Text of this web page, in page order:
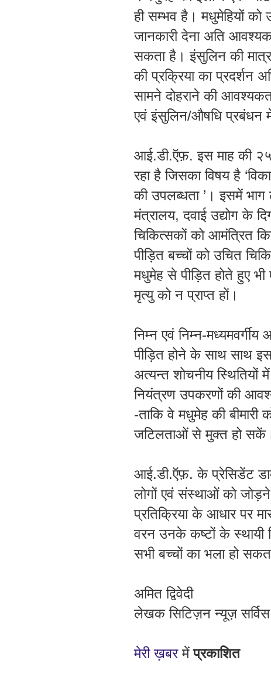
ही सम्भव है ।मधुमेहियों को
जानकारी देना अति
सकता है ।इंसुलिन की
की प्रक्रिया का प्रदर्शन
सामने दोहराने की
एवं इंसुलिन/औषधि प्रबंधन
आई.डी.ऍफ़.इस माह की २५
रहा है जिसका विषय है ‘
की उपलब्धता’।इसमें भाग
मंत्रालय,दवाई उद्योग के
चिकित्सकों को आमंत्रित
पीड़ित बच्चों को उचित
मधुमेह से पीड़ित होते हुए भी
मृत्यु कोनप्राप्त हों।
निम्न एवं निम्न-मध्यमवर्गीय
पीड़ित होने के साथ साथ
अत्यन्त शोचनीय स्थितियों में
नियंत्रण उपकरणों की
-ताकि वे मधुमेह की बीमारी
जटिलताओं से मुक्त हो सकें
आई.डी.ऍफ़.के प्रेसिडेंट
लोगों एवं संस्थाओं को जोड़ने
प्रतिक्रिया के आधार पर
वरन उनके कष्टों के स्थायी
सभी बच्चों का भला हो
अमित द्विवेदी
लेखक सिटिज़न न्यूज़ सर्विस
मेरी ख़बरमेंप्रकाशित